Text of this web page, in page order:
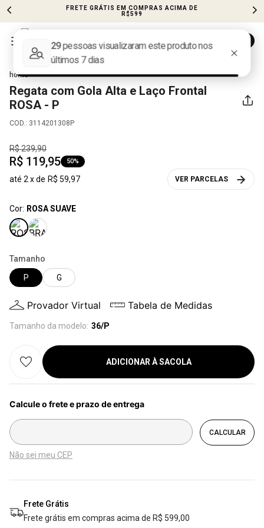
FRETE GRÁTIS EM COMPRAS ACIMA DE
R$599
ROUPAS PARTE DE CIMA REGATA
Regata com Gola Alta e Laço Frontal
ROSA - P
COD.: 3114201308P
R$239,90
R$ 119,95 50%
até 2 x de R$ 59,97 VER PARCELAS
Cor: ROSA SUAVE
Tamanho
P
G
Provador Virtual Tabela de Medidas
Tamanho da modelo: 36/P
ADICIONAR À SACOLA
Não sei meu CEP
Frete Grátis
Frete grátis em compras acima de R$ 599,00